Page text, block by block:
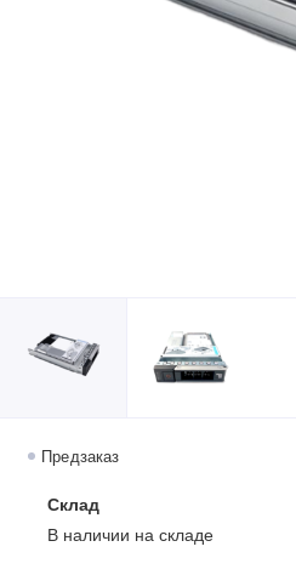
Предзаказ
Склад
В наличии на складе